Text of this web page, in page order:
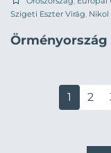
Szigeti Eszter Virág, Nikol
1 2